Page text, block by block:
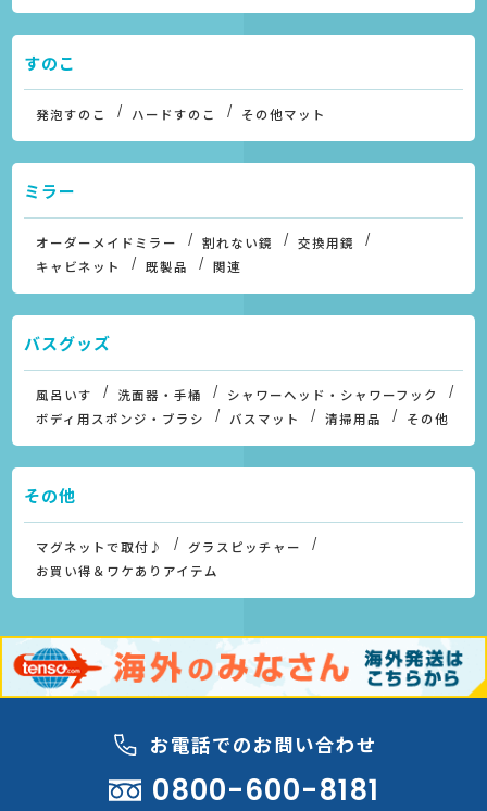
すのこ
発泡すのこ ハードすのこ その他マット
ミラー
オーダーメイドミラー 割れない鏡
交換用鏡
キャビネット
既製品 関連
バスグッズ
風呂いす 洗面器・手桶
シャワーヘッド・シャワーフック
ボディ用スポンジ・ブラシ
バスマット 清掃用品 その他
その他
マグネットで取付♪
グラスピッチャー
お買い得＆ワケありアイテム
お電話でのお問い合わせ
0800-600-8181